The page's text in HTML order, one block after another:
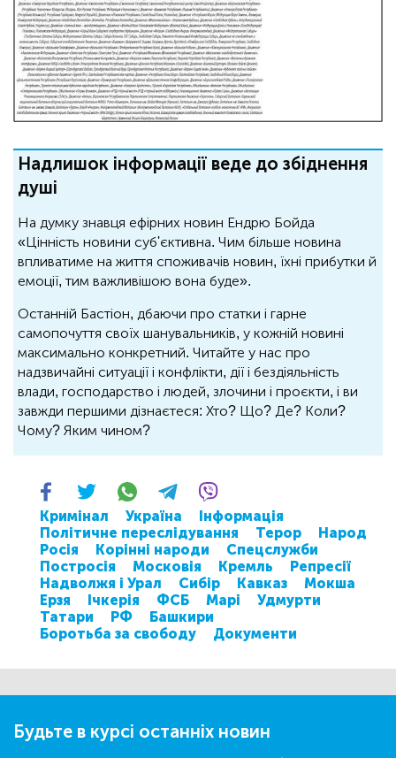
Надлишок інформації веде до збіднення
душі
На думку знавця ефірних новин Ендрю Бойда
«Цінність новини суб'єктивна. Чим більше новина
впливатиме на життя споживачів новин, їхні прибутки й
емоції, тим важливішою вона буде».
Останній Бастіон, дбаючи про статки і гарне
самопочуття своїх шанувальників, у кожній новині
максимально конкретний. Читайте у нас про
надзвичайні ситуації і конфлікти, дії і бездіяльність
влади, господарство і людей, злочини і проєкти, і ви
завжди першими дізнаєтеся: Хто? Що? Де? Коли?
Чому? Яким чином?
Кримінал Україна
Інформація
Політичне переслідування
Терор
Народ
Росія
Корінні народи
Спецслужби
Постросія
Московія Кремль
Репресії
Надволжя і Урал
Сибір Кавказ
Мокша
Ерзя
Ічкерія ФСБ Марі
Удмурти
Татари
РФ
Башкири
Боротьба за свободу
Документи
Будьте в курсі останніх новин